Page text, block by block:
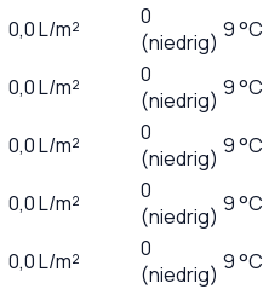
0,0L/m²
0
(niedrig) 9 °C
0,0L/m²
0
(niedrig) 9 °C
0,0L/m²
0
(niedrig) 9 °C
0,0L/m²
0
(niedrig) 9 °C
0,0L/m²
0
(niedrig) 9 °C